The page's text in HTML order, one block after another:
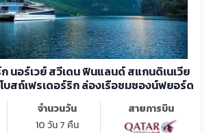
ก นอร์เวย์ สวีเดน ฟินแลนด์ สแกนดิเนเวีย
บสถ์เฟรเดอร์ริก ล่องเรือชมซองน์ฟยอร์ด
จำนวนวัน
10 วัน 7 คืน
สายการบิน